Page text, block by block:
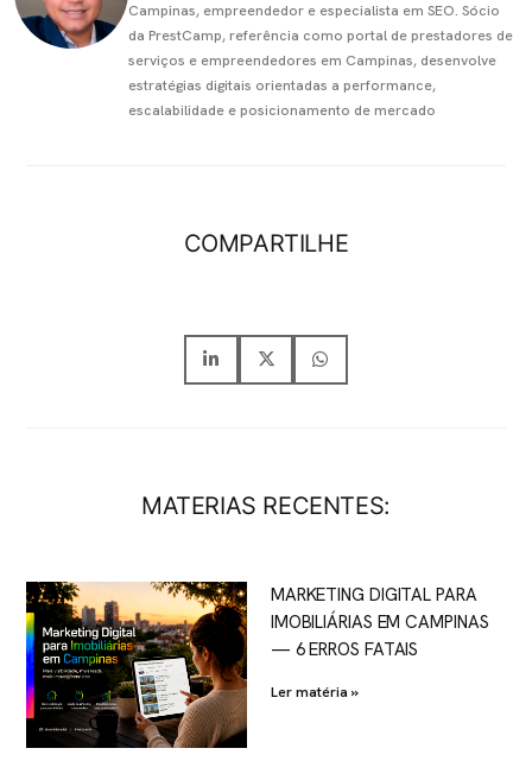
Campinas, empreendedor e especialista em SEO. Sócio
da PrestCamp, referência como portal de prestadores de
serviços e empreendedores em Campinas, desenvolve
estratégias digitais orientadas a performance,
escalabilidade e posicionamento de mercado
COMPARTILHE
MATERIAS RECENTES:
MARKETING DIGITAL PARA
IMOBILIÁRIAS EM CAMPINAS
— 6 ERROS FATAIS
Ler matéria »